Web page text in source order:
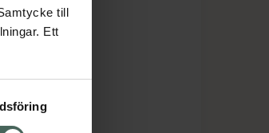
till
Ett